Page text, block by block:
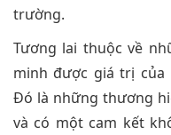
trường.
Tương lai thuộc về
minh được giá trị của
Đó là những thương
và có một cam kết